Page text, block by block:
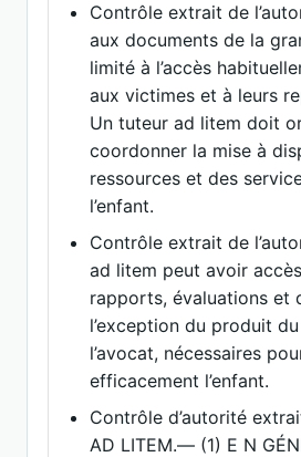
Contrôle extrait de
aux documents de la
limité à l’accès
aux victimes et à leurs
Un tuteur ad litem doit
coordonner la mise à
ressources et des
l’enfant.
Contrôle extrait de
ad litem peut avoir
rapports, évaluations et
l’exception du produit
l’avocat, nécessaires
efficacement l’enfant.
Contrôle d’autorité
AD LITEM.— (1) E N